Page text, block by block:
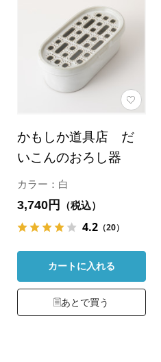
かもしか道具店 だ
いこんのおろし器
カラー：白
3,740円 （税込）
4.2 （20）
カートに入れる
あとで買う